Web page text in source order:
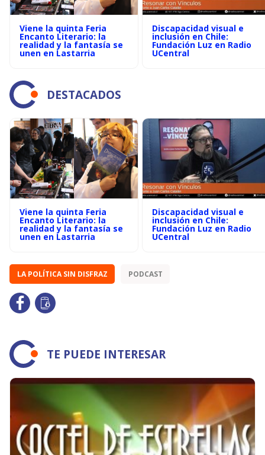
Viene la quinta Feria
Encanto Literario: la
realidad y la fantasía se
unen en Lastarria
Discapacidad visual e
inclusión en Chile:
Fundación Luz en Radio
UCentral
DESTACADOS
Viene la quinta Feria
Encanto Literario: la
realidad y la fantasía se
unen en Lastarria
Discapacidad visual e
inclusión en Chile:
Fundación Luz en Radio
UCentral
LA POLÍTICA SIN DISFRAZ PODCAST
TE PUEDE INTERESAR